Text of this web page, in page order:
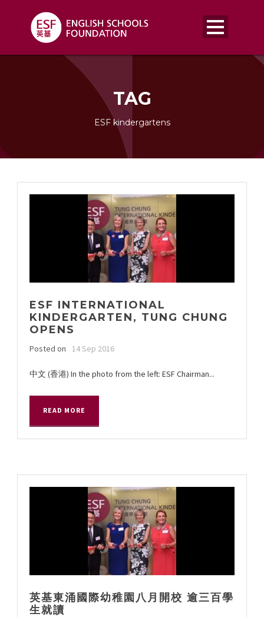
TAG
ESF kindergartens
ESF INTERNATIONAL
KINDERGARTEN, TUNG CHUNG
OPENS
Posted on 14 Sep 2016
中文 (香港) In the photo from the left: ESF Chairman...
READ MORE
英基東涌國際幼稚園八月開校 逾三百學
生就讀